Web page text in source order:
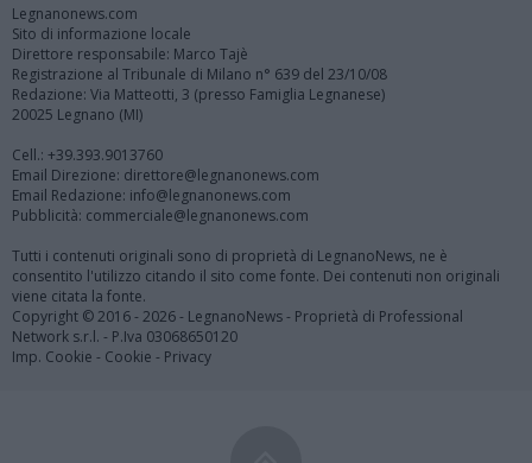
Legnanonews.com
Sito di informazione locale
Direttore responsabile: Marco Tajè
Registrazione al Tribunale di Milano n° 639 del 23/10/08
Redazione: Via Matteotti, 3 (presso Famiglia Legnanese)
20025 Legnano (MI)
Cell.: +39.393.9013760
Email Direzione: direttore@legnanonews.com
Email Redazione: info@legnanonews.com
Pubblicità: commerciale@legnanonews.com
Tutti i contenuti originali sono di proprietà di LegnanoNews, ne è
consentito l'utilizzo citando il sito come fonte. Dei contenuti non originali
viene citata la fonte.
Copyright © 2016 - 2026 - LegnanoNews - Proprietà di Professional
Network s.r.l. - P.Iva 03068650120
Imp. Cookie - Cookie - Privacy